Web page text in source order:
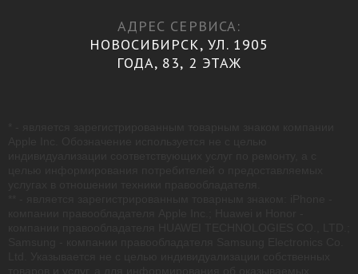
АДРЕС СЕРВИСА:
НОВОСИБИРСК, УЛ. 1905
ГОДА, 83, 2 ЭТАЖ